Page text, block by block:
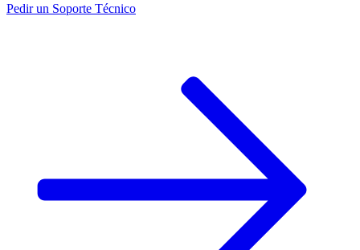
Pedir un Soporte Técnico